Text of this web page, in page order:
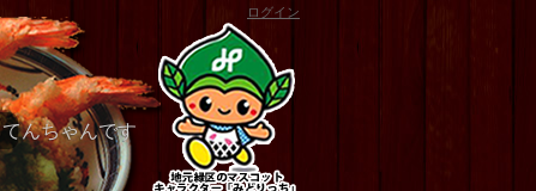
んちゃんです
ログイン